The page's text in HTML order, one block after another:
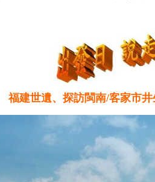
福建世遺、探訪閩南/客家市